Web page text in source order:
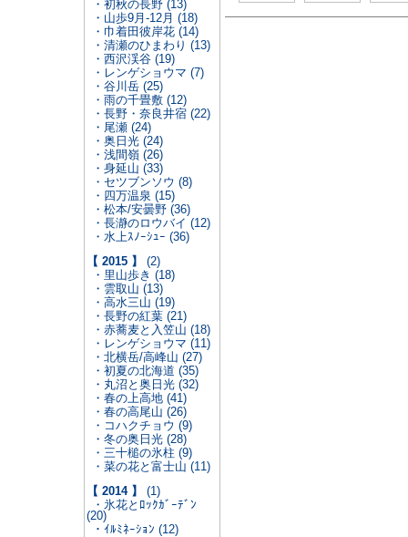
・初秋の長野 (13)
・山歩9月-12月 (18)
・巾着田彼岸花 (14)
・清瀬のひまわり (13)
・西沢渓谷 (19)
・レンゲショウマ (7)
・谷川岳 (25)
・雨の千畳敷 (12)
・長野・奈良井宿 (22)
・尾瀬 (24)
・奥日光 (24)
・浅間嶺 (26)
・身延山 (33)
・セツブンソウ (8)
・四万温泉 (15)
・松本/安曇野 (36)
・長瀞のロウバイ (12)
・水上ｽﾉｰｼｭｰ (36)
【 2015 】
(2)
・里山歩き (18)
・雲取山 (13)
・高水三山 (19)
・長野の紅葉 (21)
・赤蕎麦と入笠山 (18)
・レンゲショウマ (11)
・北横岳/高峰山 (27)
・初夏の北海道 (35)
・丸沼と奥日光 (32)
・春の上高地 (41)
・春の高尾山 (26)
・コハクチョウ (9)
・冬の奥日光 (28)
・三十槌の氷柱 (9)
・菜の花と富士山 (11)
【 2014 】
(1)
・氷花とﾛｯｸｶﾞｰﾃﾞﾝ
(20)
・ｲﾙﾐﾈｰｼｮﾝ (12)